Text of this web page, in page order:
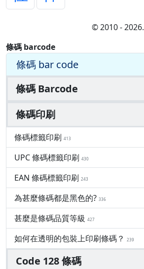
© 2010 - 2026.
條碼 barcode
條碼 bar code
條碼 Barcode
條碼印刷
條碼標籤印刷 413
UPC 條碼標籤印刷 430
EAN 條碼標籤印刷 243
為甚麼條碼都是黑色的? 336
甚麼是條碼品質等級 427
如何在透明的包裝上印刷條碼？ 239
Code 128 條碼